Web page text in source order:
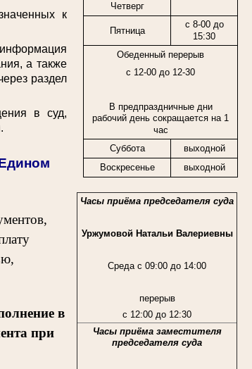
Четверг
Пятница
с 8-00 до
15:30
Обеденный перерыв
с 12-00 до 12-30
В предпраздничные дни
рабочий день сокращается на 1
час
Суббота
выходной
Воскресенье
выходной
Часы приёма председателя суда
Уржумовой Натальи Валериевны
Среда с 09:00 до 14:00
перерыв
с 12:00 до 12:30
Часы приёма заместителя
председателя суда
к
а также
раздел
в суд,
в
при